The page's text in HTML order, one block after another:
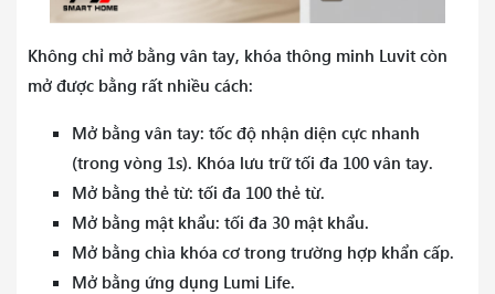
Không chỉ mở bằng vân tay, khóa thông minh Luvit còn
mở được bằng rất nhiều cách:
Mở bằng vân tay: tốc độ nhận diện cực nhanh
(trong vòng 1s). Khóa lưu trữ tối đa 100 vân tay.
Mở bằng thẻ từ: tối đa 100 thẻ từ.
Mở bằng mật khẩu: tối đa 30 mật khẩu.
Mở bằng chìa khóa cơ trong trường hợp khẩn cấp.
Mở bằng ứng dụng Lumi Life.